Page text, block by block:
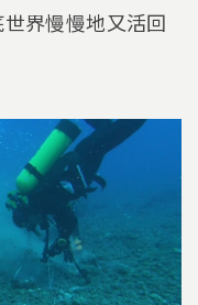
界慢慢地又活回